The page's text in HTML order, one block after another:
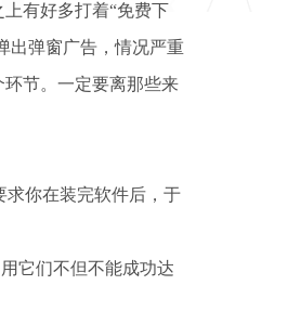
有好多打着“免费下
出弹窗广告，情况严重
节。一定要离那些来
求你在装完软件后，于
它们不但不能成功达